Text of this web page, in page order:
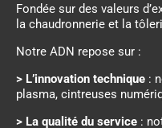
Fondée sur des valeurs
la chaudronnerie et la
Notre ADN repose sur :
> L’innovation technique :
plasma, cintreuses
> La qualité du service :